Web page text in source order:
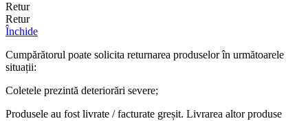
Retur
Retur
Închide
Cumpărătorul poate solicita returnarea produselor în următoarele
situații:
Coletele prezintă deteriorări severe;
Produsele au fost livrate / facturate greșit. Livrarea altor produse